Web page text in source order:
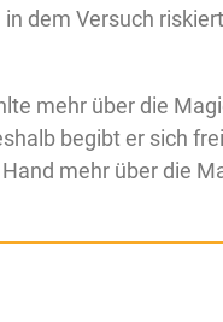
dem Versuch
mehr über die
begibt er sich
mehr über die